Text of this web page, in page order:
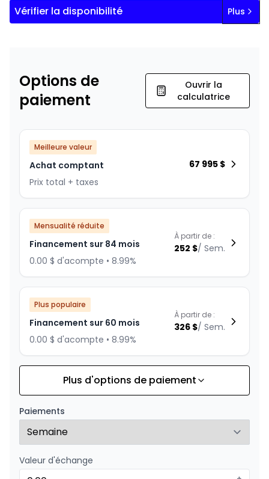
Vérifier la disponibilité Plus
Options de
paiement
Ouvrir la
calculatrice
Meilleure valeur
Achat comptant
Prix total + taxes
67 995 $
Mensualité réduite
Financement sur 84 mois
0.00 $ d'acompte • 8.99%
À partir de :
252 $/ Sem.
Plus populaire
Financement sur 60 mois
0.00 $ d'acompte • 8.99%
À partir de :
326 $/ Sem.
Financement sur 72 mois
0.00 $ d'acompte • 8.99%
À partir de :
Financement sur 48 mois
À partir de :
Plus d'options de paiement
Paiements
Valeur d'échange